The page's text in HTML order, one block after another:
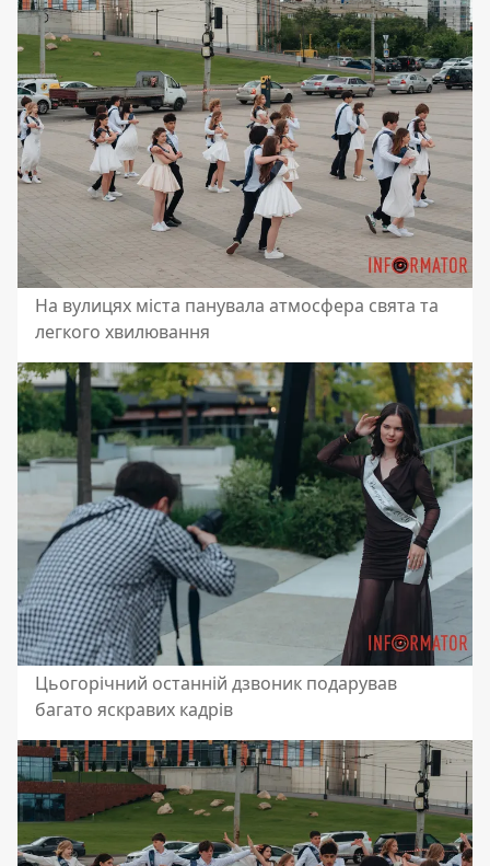
На вулицях міста панувала атмосфера свята та
легкого хвилювання
Цьогорічний останній дзвоник подарував
багато яскравих кадрів